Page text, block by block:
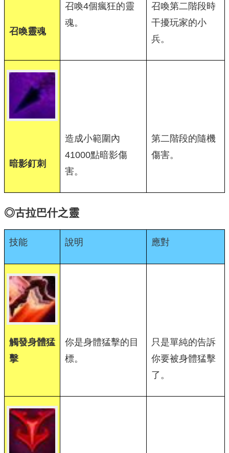
召喚靈魂
召喚4個瘋狂的靈
魂。
召喚第二階段時
干擾玩家的小
兵。
暗影釘刺
造成小範圍內
41000點暗影傷
害。
第二階段的隨機
傷害。
◎古拉巴什之靈
技能 說明 應對
觸發身體猛
擊
你是身體猛擊的目
標。
只是單純的告訴
你要被身體猛擊
了。